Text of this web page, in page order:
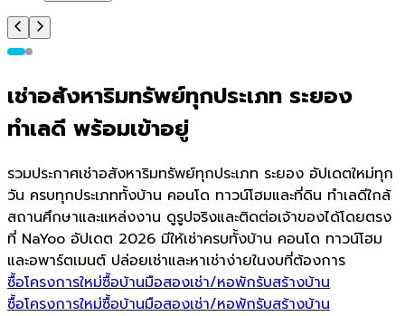
เช่าอสังหาริมทรัพย์ทุกประเภท ระยอง
ทำเลดี พร้อมเข้าอยู่
รวมประกาศเช่าอสังหาริมทรัพย์ทุกประเภท ระยอง อัปเดตใหม่ทุก
วัน ครบทุกประเภททั้งบ้าน คอนโด ทาวน์โฮมและที่ดิน ทำเลดีใกล้
สถานศึกษาและแหล่งงาน ดูรูปจริงและติดต่อเจ้าของได้โดยตรง
ที่ NaYoo อัปเดต 2026 มีให้เช่าครบทั้งบ้าน คอนโด ทาวน์โฮม
และอพาร์ตเมนต์ ปล่อยเช่าและหาเช่าง่ายในงบที่ต้องการ
ซื้อโครงการใหม่ซื้อบ้านมือสองเช่า/หอพักรับสร้างบ้าน
ซื้อโครงการใหม่ซื้อบ้านมือสองเช่า/หอพักรับสร้างบ้าน